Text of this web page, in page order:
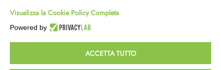
Orario
Dal lunedì al venerdì
8:00 – 12:30 / 13:30 - 19:00
8:30 – 12:30 / 15:30 - 19:00
Visualizza la Cookie Policy Completa
Powered by
ACCETTA TUTTO